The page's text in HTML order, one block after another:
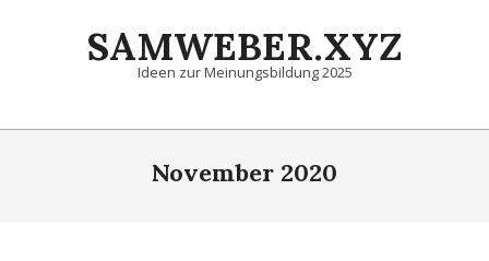
SAMWEBER.XYZ
Ideen zur Meinungsbildung 2025
Primary
November 2020